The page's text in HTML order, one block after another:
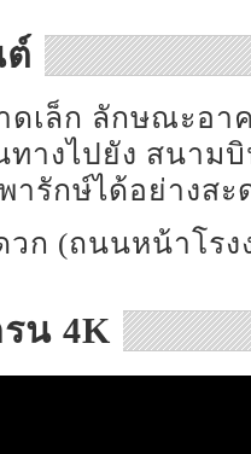
ดเล็ก ลักษณะอ
ทางไปยัง สนา
ารักษ์ได้อย่างสะ
วก (ถนนหน้าโรง
น 4K